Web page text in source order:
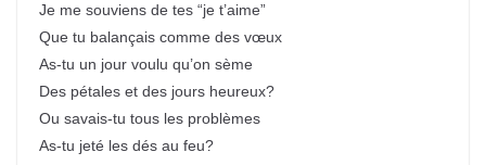
Je me souviens de tes “je t’aime”
Que tu balançais comme des vœux
As-tu un jour voulu qu’on sème
Des pétales et des jours heureux?
Ou savais-tu tous les problèmes
As-tu jeté les dés au feu?